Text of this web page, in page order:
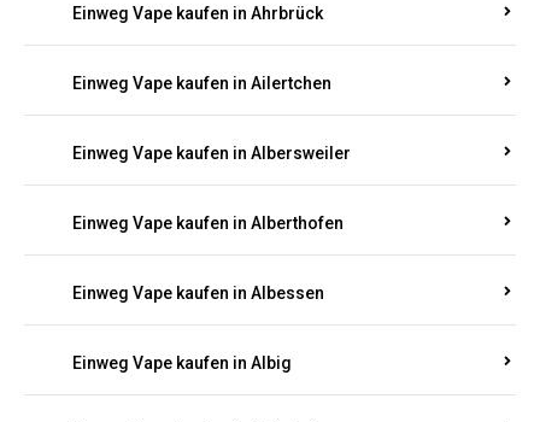
Einweg Vape kaufen in Ahrbrück
Einweg Vape kaufen in Ailertchen
Einweg Vape kaufen in Albersweiler
Einweg Vape kaufen in Alberthofen
Einweg Vape kaufen in Albessen
Einweg Vape kaufen in Albig